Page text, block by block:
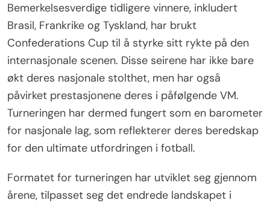
Bemerkelsesverdige tidligere vinnere, inkludert
Brasil, Frankrike og Tyskland, har brukt
Confederations Cup til å styrke sitt rykte på den
internasjonale scenen. Disse seirene har ikke bare
økt deres nasjonale stolthet, men har også
påvirket prestasjonene deres i påfølgende VM.
Turneringen har dermed fungert som en barometer
for nasjonale lag, som reflekterer deres beredskap
for den ultimate utfordringen i fotball.
Formatet for turneringen har utviklet seg gjennom
årene, tilpasset seg det endrede landskapet i